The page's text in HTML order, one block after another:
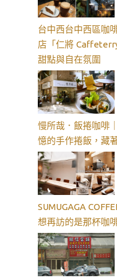
台中西台中西區咖
店「仁將
甜點與自在氛圍
慢所哉．飯捲咖啡
憶的手作捲飯，藏
SUMUGAGA
想再訪的是那杯咖